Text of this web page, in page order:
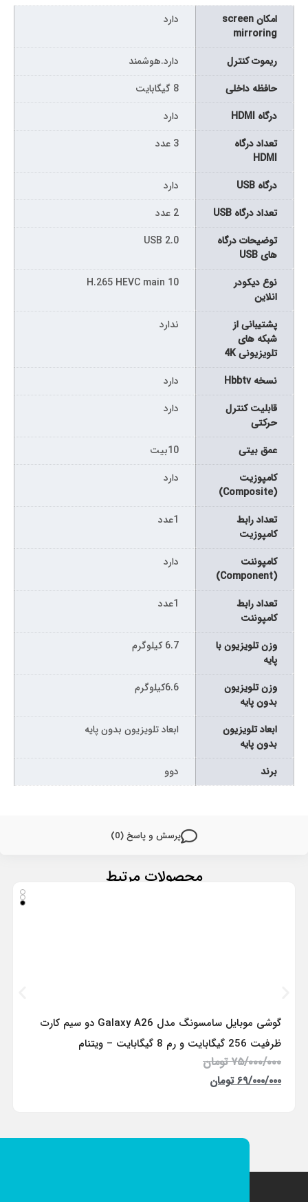
پرسش و پاسخ (0)
امکان screen
mirroring
دارد
ریموت کنترل
دارد.هوشمند
حافظه داخلی
8 گیگابایت
درگاه HDMI
دارد
تعداد درگاه
HDMI
3 عدد
درگاه USB
دارد
تعداد درگاه USB
2 عدد
توضیحات درگاه
های USB
USB 2.0
نوع دیکودر
انلاین
H.265 HEVC main 10
پشتیبانی از
شبکه های
تلویزیونی 4K
ندارد
نسخه Hbbtv
دارد
قابلیت کنترل
حرکتی
دارد
عمق بیتی
10بیت
کامپوزیت
(Composite)
دارد
تعداد رابط
کامپوزیت
1عدد
کامپوننت
(Component)
دارد
تعداد رابط
کامپوننت
1عدد
وزن تلویزیون با
پایه
6.7 کیلوگرم
وزن تلویزیون
بدون پایه
6.6کیلوگرم
ابعاد تلویزیون
بدون پایه
ابعاد تلویزیون بدون پایه
برند دوو
محصولات مرتبط
گوشی موبایل سامسونگ مدل Galaxy A26 دو سیم کارت
ظرفیت 256 گیگابایت و رم 8 گیگابایت – ویتنام
۷۵/۰۰۰/۰۰۰ تومان
۶۹/۰۰۰/۰۰۰ تومان